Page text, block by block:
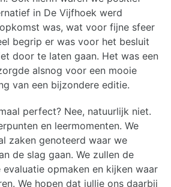
in De Vijfhoek werd
was, wat voor fijne sfeer
begrip er was voor het besluit
door te laten gaan. Het was een
alsnog voor een mooie
van een bijzondere editie.
perfect? Nee, natuurlijk niet.
en leermomenten. We
zaken genoteerd waar we
de slag gaan. We zullen de
opmaken en kijken waar
We hopen dat jullie ons daarbij